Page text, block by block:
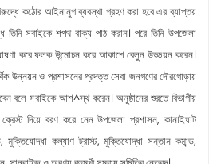
বিরুদ্ধে কঠোর আইনানুগ ব্যবস্থা গ্রহণ করা হবে এর ব্যাপ্তয়
তিনি সবাইকে শপথ বাক্য পাঠ করান। পরে তিনি উপজেলা
করে ফলক উন্মোচন করে আকাশে বেলুন উড্ডয়ন করেন।
উন্নয়ন ও প্রশাসনের প্রদত্ত সেবা জনগণের দৌরগোড়ায়
বলে সবাইকে আশ^স্থ করেন। অনুষ্ঠানের শুরতে বিভাগীয়
দিয়ে বরণ করে নেন উপজেলা প্রশাসন, কানাইঘাট
মুক্তিযোদ্ধা কল্যাণ ট্রাস্ট, মুক্তিযোদ্ধা সন্তান কমান্ড,